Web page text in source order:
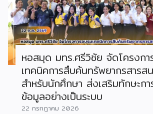
หอสมุด มทร.ศรีวิชัย จัดโครงกา
เทคนิคการสืบค้นทรัพยากรสารส
สำหรับนักศึกษา ส่งเสริมทักษะก
ข้อมูลอย่างเป็นระบบ
22 กรกฎาคม 2026